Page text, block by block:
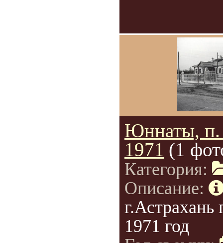
Юннаты,
1971 (1
Категория:
Описание:
1971 год